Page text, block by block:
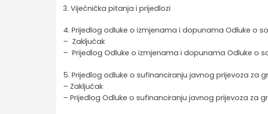
3. Vijećnička pitanja i prijedlozi
4. Prijedlog odluke o izmjenama i dopunama Odluke o
– Zaključak
– Prijedlog Odluke o izmjenama i dopunama Odluke o
5. Prijedlog odluke o sufinanciranju javnog prijevoza za
– Zaključak
– Prijedlog Odluke o sufinanciranju javnog prijevoza za